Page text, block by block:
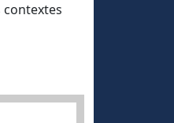
contextes